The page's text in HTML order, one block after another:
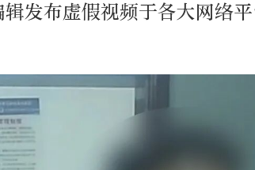
发布虚假视频于各大网络平